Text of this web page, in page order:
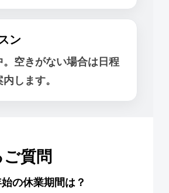
ン
空きがない場合は日程
します。
質問
の休業期間は？